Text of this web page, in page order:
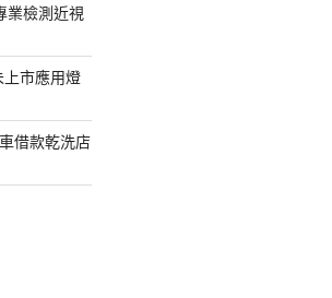
業檢測近視
市應用燈
借款乾洗店